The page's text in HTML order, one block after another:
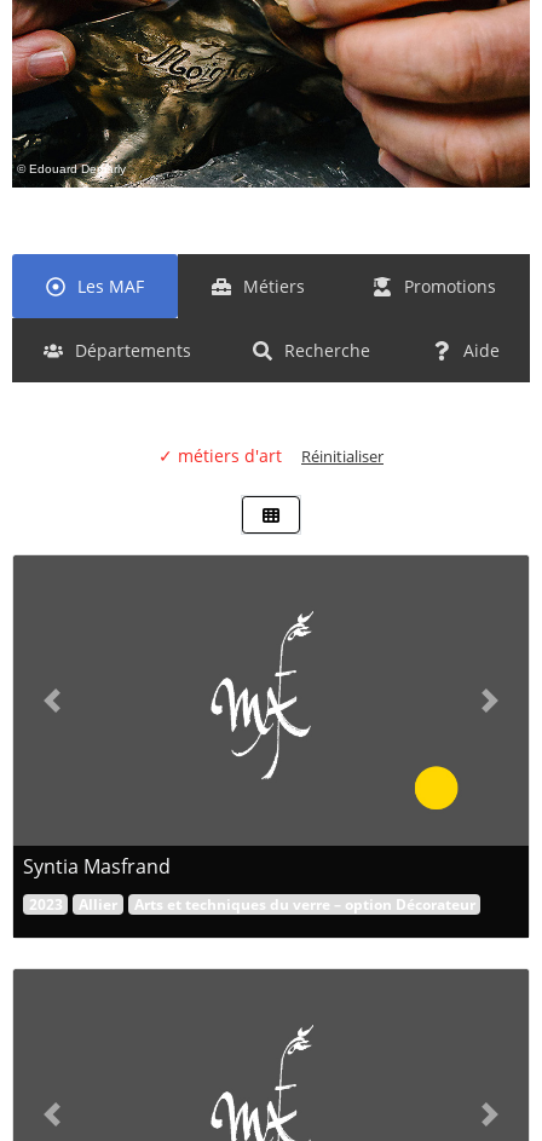
© Edouard Demarly
Les MAF Métiers Promotions
Départements Recherche Aide
✓ métiers d'art Réinitialiser
Previous Next
Syntia Masfrand
2023 Allier Arts et techniques du verre – option Décorateur
Previous Next